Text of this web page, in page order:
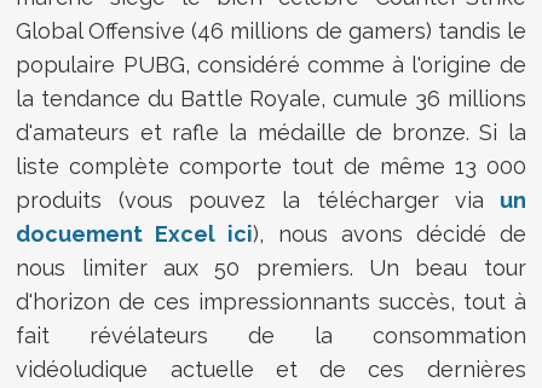
Global Offensive (46 millions de gamers) tandis le
populaire PUBG, considéré comme à l'origine de
la tendance du Battle Royale, cumule 36 millions
d'amateurs et rafle la médaille de bronze. Si la
liste complète comporte tout de même 13 000
produits (vous pouvez la télécharger via un
docuement Excel ici), nous avons décidé de
nous limiter aux 50 premiers. Un beau tour
d'horizon de ces impressionnants succès, tout à
fait révélateurs de la consommation
vidéoludique actuelle et de ces dernières